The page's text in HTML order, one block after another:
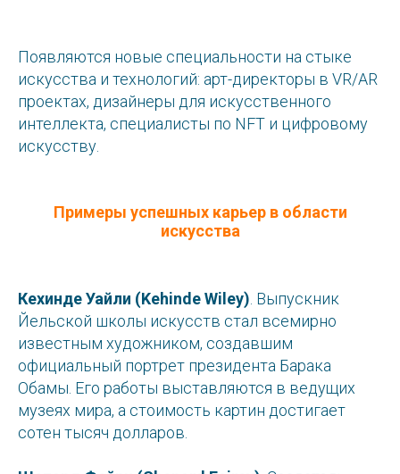
Появляются новые специальности на стыке
искусства и технологий: арт-директоры в VR/AR
проектах, дизайнеры для искусственного
интеллекта, специалисты по NFT и цифровому
искусству.
Примеры успешных карьер в области
искусства
Кехинде Уайли (Kehinde Wiley) . Выпускник
Йельской школы искусств стал всемирно
известным художником, создавшим
официальный портрет президента Барака
Обамы. Его работы выставляются в ведущих
музеях мира, а стоимость картин достигает
сотен тысяч долларов.
© 2026 StudyGlobal.
Использование материалов сайта studyglobal.ru
разрешено только при наличии активной ссылки. Все
права защищены.
Публичная оферта
Политика обработки персональных данных
Сведения об образовательной организации
+7 (495) 145-32-50
info@studyglobal.ru